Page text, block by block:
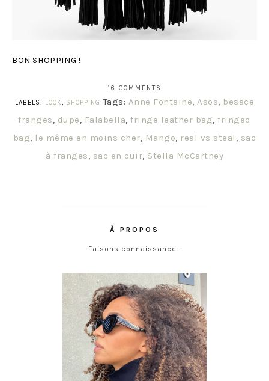
BON SHOPPING !
16 COMMENTS
LABELS: LOOK, SHOPPING Tags: Anne Fontaine,Asos, besace
franges, dupe, Falabella,fringe leather bag,fringed
bag, le même en moins cher, Mango, real vs steal , sac
à franges, sac en cuir, Stella McCartney
À PROPOS
Faisons connaissance…